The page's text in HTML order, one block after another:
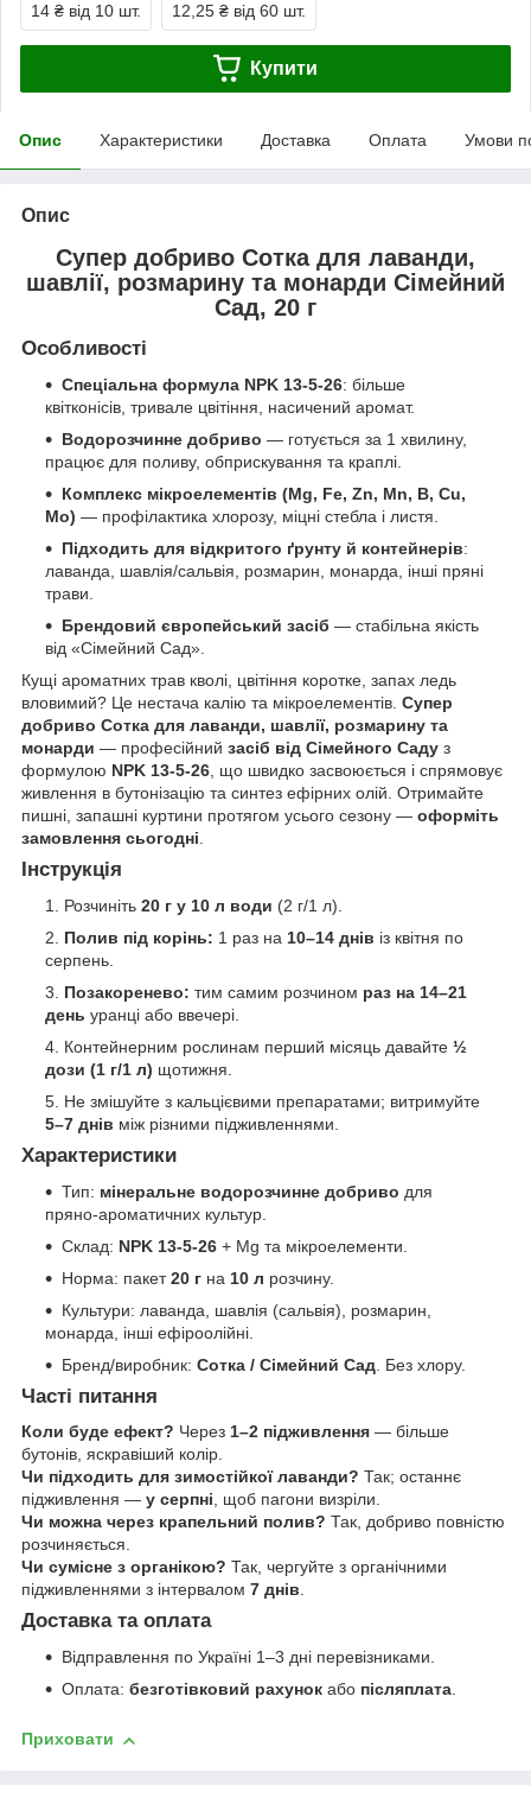
14 ₴ від 10 шт. 12,25 ₴ від 60 шт.
Купити
Опис Характеристики Доставка Оплата Умови
Опис
Супер добриво Сотка для лаванди,
шавлії, розмарину та монарди Сімейний
Сад, 20 г
Особливості
Спеціальна формула NPK 13-5-26: більше
квітконісів, тривале цвітіння, насичений аромат.
Водорозчинне добриво — готується за 1 хвилину,
працює для поливу, обприскування та краплі.
Комплекс мікроелементів (Mg, Fe, Zn, Mn, B, Cu,
Mo) — профілактика хлорозу, міцні стебла і листя.
Підходить для відкритого ґрунту й контейнерів:
лаванда, шавлія/сальвія, розмарин, монарда, інші пряні
трави.
Брендовий європейський засіб — стабільна якість
від «Сімейний Сад».
Кущі ароматних трав кволі, цвітіння коротке, запах ледь
вловимий? Це нестача калію та мікроелементів. Супер
добриво Сотка для лаванди, шавлії, розмарину та
монарди — професійний засіб від Сімейного Саду з
формулою NPK 13-5-26, що швидко засвоюється і спрямовує
живлення в бутонізацію та синтез ефірних олій. Отримайте
пишні, запашні куртини протягом усього сезону — оформіть
замовлення сьогодні.
Інструкція
Розчиніть 20 г у 10 л води (2 г/1 л).
Полив під корінь: 1 раз на 10–14 днів із квітня по
серпень.
Позакоренево: тим самим розчином раз на 14–21
день уранці або ввечері.
Контейнерним рослинам перший місяць давайте ½
дози (1 г/1 л) щотижня.
Не змішуйте з кальцієвими препаратами; витримуйте
5–7 днів між різними підживленнями.
Характеристики
Тип: мінеральне водорозчинне добриво для
пряно-ароматичних культур.
Склад: NPK 13-5-26 + Mg та мікроелементи.
Норма: пакет20 г на 10 л розчину.
Культури: лаванда, шавлія (сальвія), розмарин,
монарда, інші ефіроолійні.
Бренд/виробник: Сотка / Сімейний Сад . Без хлору.
Часті питання
Коли буде ефект? Через 1–2 підживлення — більше
бутонів, яскравіший колір.
Чи підходить для зимостійкої лаванди? Так; останнє
підживлення — у серпні, щоб пагони визріли.
Чи можна через крапельний полив? Так, добриво повністю
розчиняється.
Чи сумісне з органікою? Так, чергуйте з органічними
підживленнями з інтервалом 7 днів.
Доставка та оплата
Відправлення по Україні 1–3 дні перевізниками.
Оплата: безготівковий рахунок або післяплата.
Приховати